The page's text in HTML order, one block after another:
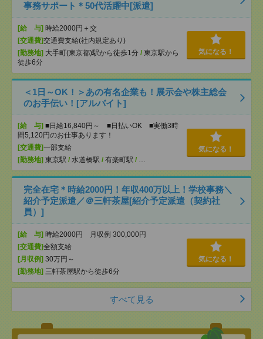
事務サポート＊50代活躍中[派遣]
[給 与] 時給2000円＋交
[交通費]交通費支給(社内規定あり)
[勤務地] 大手町(東京都)駅から徒歩1分 / 東京駅から
徒歩6分
気になる！
＜1日～OK！＞あの有名企業も！展示会や株主総会
のお手伝い！[アルバイト]
[給 与] ■日給16,840円～ ■日払いOK ■実働3時
間5,120円のお仕事あります！
[交通費]一部支給
[勤務地] 東京駅 / 水道橋駅 / 有楽町駅 / …
気になる！
完全在宅＊時給2000円！年収400万以上！学校事務＼
紹介予定派遣／＠三軒茶屋[紹介予定派遣（契約社
員）]
[給 与] 時給2000円 月収例 300,000円
[交通費]全額支給
[月収例] 30万円～
[勤務地] 三軒茶屋駅から徒歩6分
気になる！
すべて見る